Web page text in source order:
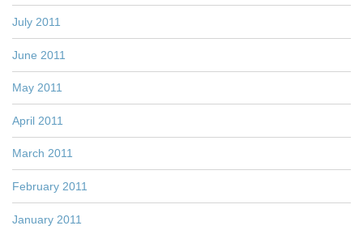
July 2011
June 2011
May 2011
April 2011
March 2011
February 2011
January 2011